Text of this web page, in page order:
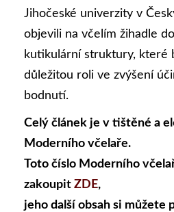
Jihočeské univerzity v
objevili na včelím žihadle
kutikulární struktury, které
důležitou roli ve zvýšení
bodnutí.
Celý článek je v tištěné a
Moderního včelaře.
Toto číslo Moderního
zakoupit ZDE,
jeho další obsah si můžete